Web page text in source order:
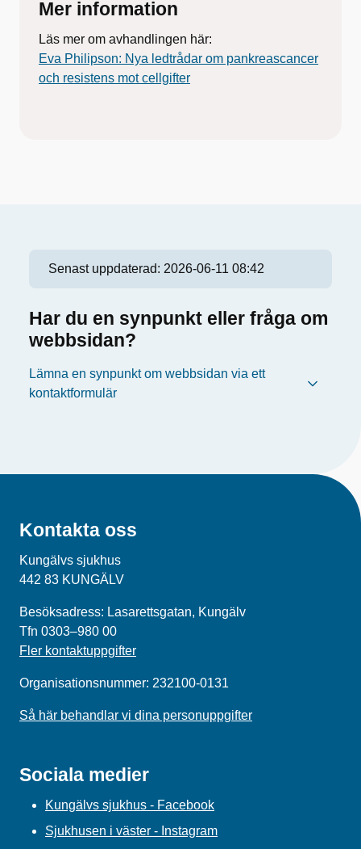
Mer information
Läs mer om avhandlingen här:
Eva Philipson: Nya ledtrådar om pankreascancer
och resistens mot cellgifter
Senast uppdaterad: 2026-06-11 08:42
Har du en synpunkt eller fråga om
webbsidan?
Lämna en synpunkt om webbsidan via ett
kontaktformulär
Kontakta oss
Kungälvs sjukhus
442 83 KUNGÄLV
Besöksadress: Lasarettsgatan, Kungälv
Tfn 0303–980 00
Fler kontaktuppgifter
Organisationsnummer: 232100-0131
Så här behandlar vi dina personuppgifter
Sociala medier
Kungälvs sjukhus - Facebook
Sjukhusen i väster - Instagram